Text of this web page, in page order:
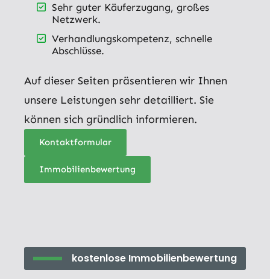
Sehr guter Käuferzugang, großes
Netzwerk.
Verhandlungskompetenz, schnelle
Abschlüsse.
Auf dieser Seiten präsentieren wir Ihnen
unsere Leistungen sehr detailliert. Sie
können sich gründlich informieren.
Kontaktformular
Immobilienbewertung
kostenlose Immobilienbewertung